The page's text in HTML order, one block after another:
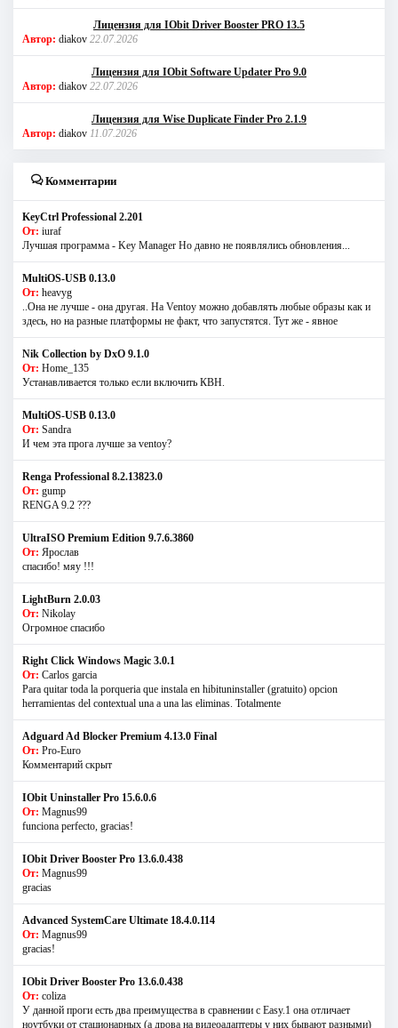
Лицензия для IObit Driver Booster PRO 13.5
Автор: diakov 22.07.2026
Лицензия для IObit Software Updater Pro 9.0
Автор: diakov 22.07.2026
Лицензия для Wise Duplicate Finder Pro 2.1.9
Автор: diakov 11.07.2026
Комментарии
KeyCtrl Professional 2.201
От: iuraf
Лучшая программа - Key Manager Но давно не появлялись обновления...
MultiOS-USB 0.13.0
От: heavyg
..Она не лучше - она другая. На Ventoy можно добавлять любые образы как и
здесь, но на разные платформы не факт, что запустятся. Тут же - явное
Nik Collection by DxO 9.1.0
От: Home_135
Устанавливается только если включить КВН.
MultiOS-USB 0.13.0
От: Sandra
И чем эта прога лучше за ventoy?
Renga Professional 8.2.13823.0
От: gump
RENGA 9.2 ???
UltraISO Premium Edition 9.7.6.3860
От: Ярослав
спасибо! мяу !!!
LightBurn 2.0.03
От: Nikolay
Огромное спасибо
Right Click Windows Magic 3.0.1
От: Carlos garcia
Para quitar toda la porqueria que instala en hibituninstaller (gratuito) opcion
herramientas del contextual una a una las eliminas. Totalmente
Adguard Ad Blocker Premium 4.13.0 Final
От: Pro-Euro
Комментарий скрыт
IObit Uninstaller Pro 15.6.0.6
От: Magnus99
funciona perfecto, gracias!
IObit Driver Booster Pro 13.6.0.438
От: Magnus99
gracias
Advanced SystemCare Ultimate 18.4.0.114
От: Magnus99
gracias!
IObit Driver Booster Pro 13.6.0.438
От: coliza
У данной проги есть два преимущества в сравнении с Easy.1 она отличает
ноутбуки от стационарных (а дрова на видеоадаптеры у них бывают разными)